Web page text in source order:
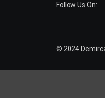
Follow Us On:
© 2024